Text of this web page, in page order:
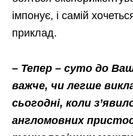
імпонує, і самій
приклад.
– Тепер – суто до
важче, чи легше
сьогодні, коли
англомовних